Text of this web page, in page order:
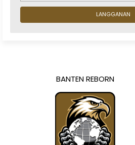
BANTEN REBORN